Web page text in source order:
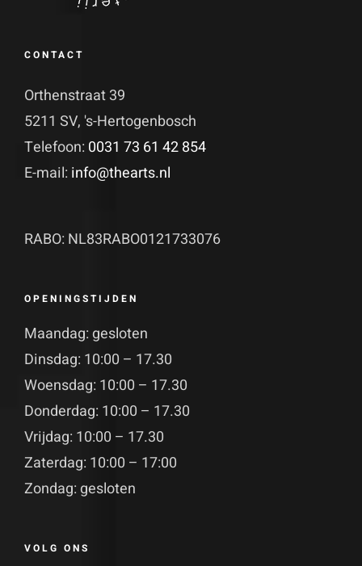
CONTACT
Orthenstraat 39
5211 SV, 's-Hertogenbosch
Telefoon: 0031 73 61 42 854
E-mail: info@thearts.nl
RABO: NL83RABO0121733076
OPENINGSTIJDEN
Maandag: gesloten
Dinsdag: 10:00 – 17.30
Woensdag: 10:00 – 17.30
Donderdag: 10:00 – 17.30
Vrijdag: 10:00 – 17.30
Zaterdag: 10:00 – 17:00
Zondag: gesloten
VOLG ONS